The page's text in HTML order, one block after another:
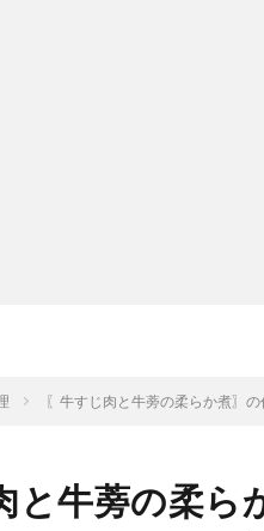
〖牛すじ肉と牛蒡の柔らか煮〗
と牛蒡の柔